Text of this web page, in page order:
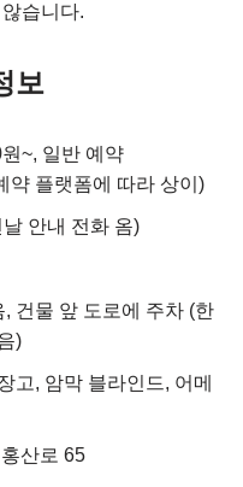
습니다.
보
~, 일반 예약
약 플랫폼에 따라 상이)
안내 전화 옴)
건물 앞 도로에 주차 (한
)
고, 암막 블라인드, 어메
산로 65